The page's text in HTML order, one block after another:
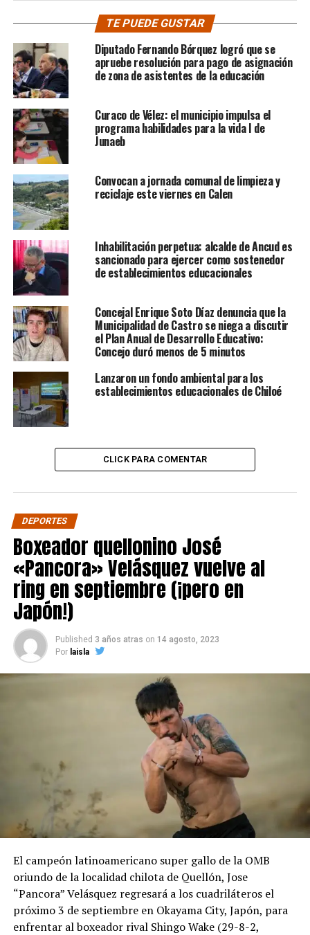
TE PUEDE GUSTAR
Diputado Fernando Bórquez logró que se
apruebe resolución para pago de asignación
de zona de asistentes de la educación
Curaco de Vélez: el municipio impulsa el
programa habilidades para la vida I de
Junaeb
Convocan a jornada comunal de limpieza y
reciclaje este viernes en Calen
Inhabilitación perpetua: alcalde de Ancud es
sancionado para ejercer como sostenedor
de establecimientos educacionales
Concejal Enrique Soto Díaz denuncia que la
Municipalidad de Castro se niega a discutir
el Plan Anual de Desarrollo Educativo:
Concejo duró menos de 5 minutos
Lanzaron un fondo ambiental para los
establecimientos educacionales de Chiloé
CLICK PARA COMENTAR
DEPORTES
Boxeador quellonino José
«Pancora» Velásquez vuelve al
ring en septiembre (¡pero en
Japón!)
Published 3 años atras on 14 agosto, 2023
Por laisla
El campeón latinoamericano super gallo de la OMB
oriundo de la localidad chilota de Quellón, Jose
“Pancora” Velásquez regresará a los cuadriláteros el
próximo 3 de septiembre en Okayama City, Japón, para
enfrentar al boxeador rival Shingo Wake (29-8-2,